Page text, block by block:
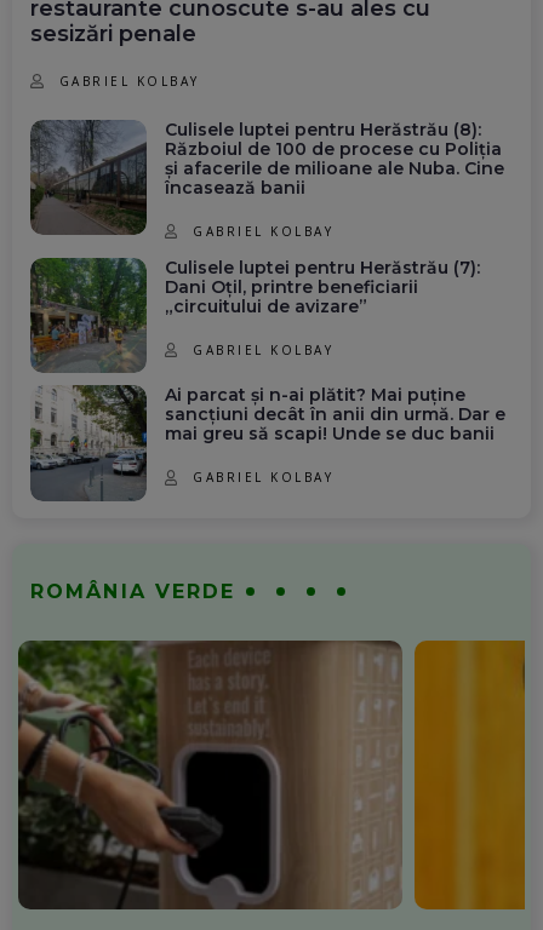
restaurante cunoscute s-au ales cu
sesizări penale
GABRIEL KOLBAY
Culisele luptei pentru Herăstrău (8):
Războiul de 100 de procese cu Poliția
și afacerile de milioane ale Nuba. Cine
încasează banii
GABRIEL KOLBAY
Culisele luptei pentru Herăstrău (7):
Dani Oțil, printre beneficiarii
„circuitului de avizare”
GABRIEL KOLBAY
Ai parcat și n-ai plătit? Mai puține
sancțiuni decât în anii din urmă. Dar e
mai greu să scapi! Unde se duc banii
GABRIEL KOLBAY
ROMÂNIA VERDE